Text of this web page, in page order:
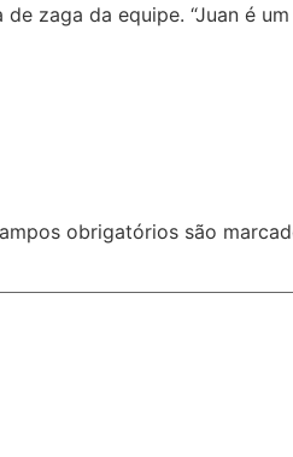
zaga da equipe. “Juan é
obrigatórios são